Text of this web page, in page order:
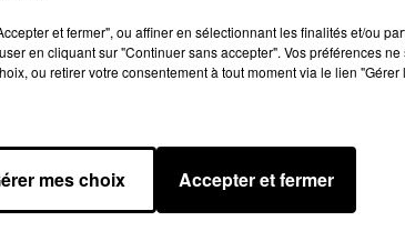
et fermer", ou affiner en sélectionnant les finalités et/ou
en cliquant sur "Continuer sans accepter". Vos préférences
ou retirer votre consentement à tout moment via le lien
mes choix Accepter et fermer